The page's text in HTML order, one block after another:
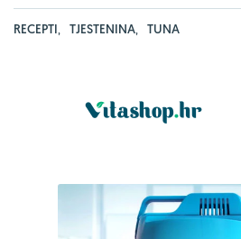
RECEPTI, TJESTENINA, TUNA